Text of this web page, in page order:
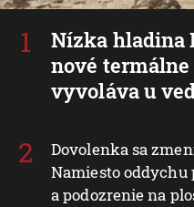
Nízka hladina
nové
vyvoláva u
Dovolenka sa
Namiesto
a podozrenie na